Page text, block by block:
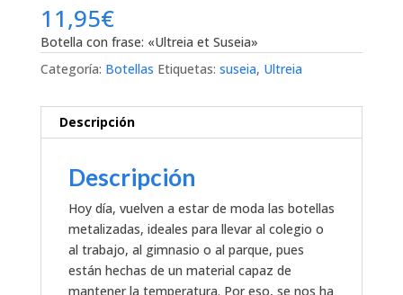
11,95€
Botella con frase: «Ultreia et Suseia»
Categoría: Botellas Etiquetas: suseia, Ultreia
Descripción
Descripción
Hoy día, vuelven a estar de moda las botellas
metalizadas, ideales para llevar al colegio o
al trabajo, al gimnasio o al parque, pues
están hechas de un material capaz de
mantener la temperatura. Por eso, se nos ha